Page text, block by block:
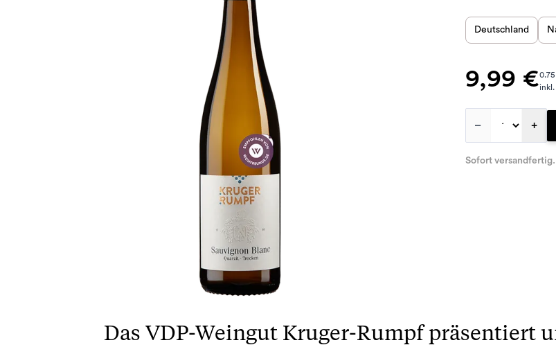
Deutschland
9,99 €inkl.
– +
Sofort
Das VDP-Weingut Kruger-Rumpf präsentiert